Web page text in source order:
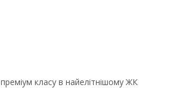
класу в найелітнішому ЖК